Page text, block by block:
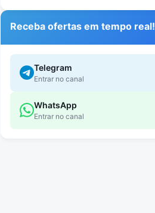
Receba ofertas em tempo real!
Telegram
Entrar no canal
WhatsApp
Entrar no canal